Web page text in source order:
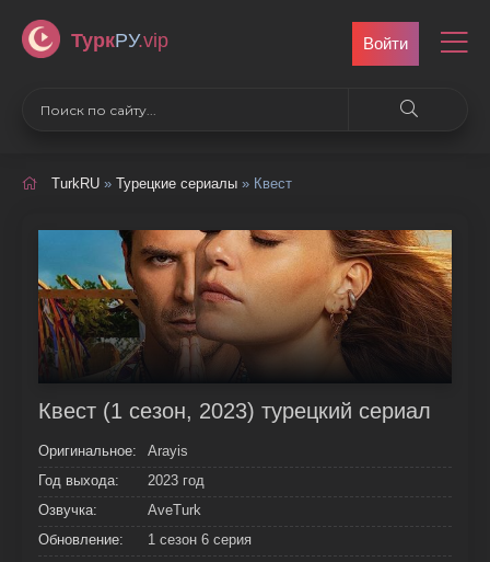
ТуркРУ.vip Войти
TurkRU » Турецкие сериалы » Квест
Квест (1 сезон, 2023) турецкий сериал
Оригинальное:
Arayis
Год выхода:
2023 год
Озвучка:
AveTurk
Обновление:
1 сезон 6 серия